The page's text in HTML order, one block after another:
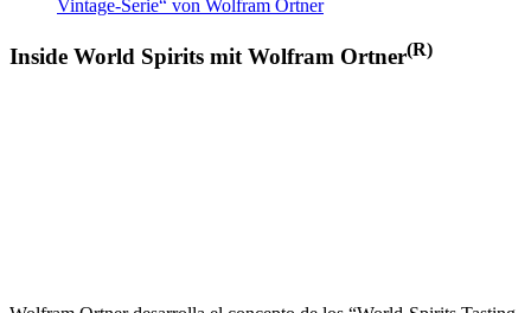
Vintage-Serie“ von Wolfram Ortner
Inside World Spirits mit Wolfram Ortner(R)